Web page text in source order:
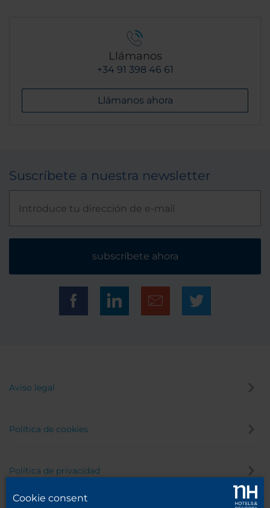
Llámanos
+34 91 398 46 61
Llámanos ahora
Suscríbete a nuestra newsletter
subscríbete ahora
Aviso legal
Política de cookies
Política de privacidad
Cookie consent